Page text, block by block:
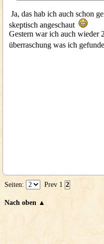
Ja, das hab ich auch schon
skeptisch angeschaut
Gestern war ich auch wieder
überraschung was ich
Seiten: Prev 1 2
Nach oben ▲